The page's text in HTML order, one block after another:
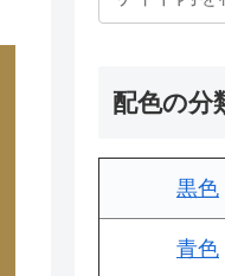
配色の分
黒色
青色